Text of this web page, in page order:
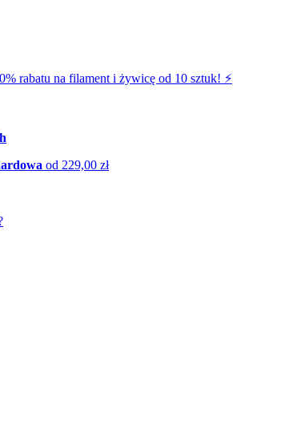
rabatu na filament i żywicę od 10 sztuk! ⚡️
od 229,00 zł